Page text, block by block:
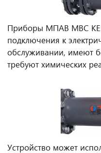
Приборы МПАВ МВС
подключения к
обслуживании, имеют
требуют химических
Устройство может